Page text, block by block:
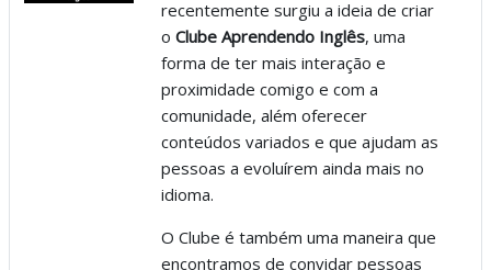
recentemente surgiu a ideia de criar
o Clube Aprendendo Inglês, uma
forma de ter mais interação e
proximidade comigo e com a
comunidade, além oferecer
conteúdos variados e que ajudam as
pessoas a evoluírem ainda mais no
idioma.
O Clube é também uma maneira que
encontramos de convidar pessoas